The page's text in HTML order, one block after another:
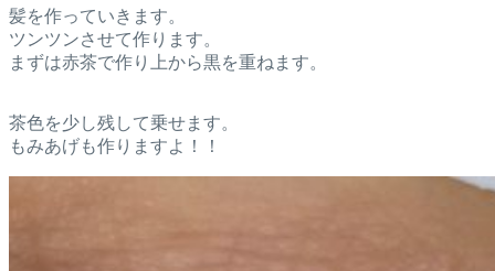
髪を作っていきます。
ツンツンさせて作ります。
まずは赤茶で作り上から黒を重ねます。
茶色を少し残して乗せます。
もみあげも作りますよ！！